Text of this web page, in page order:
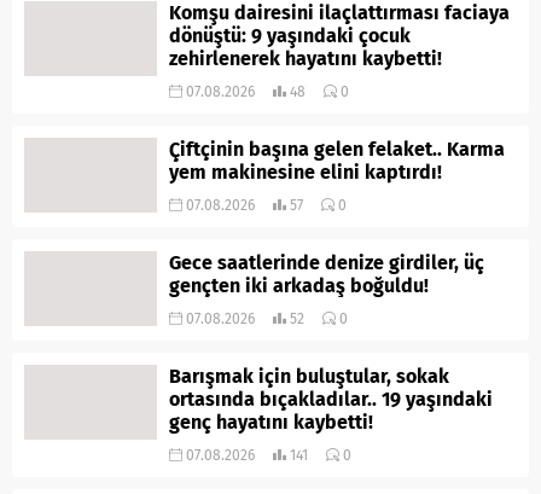
Komşu dairesini ilaçlattırması faciaya
dönüştü: 9 yaşındaki çocuk
zehirlenerek hayatını kaybetti!
07.08.2026 48 0
Çiftçinin başına gelen felaket.. Karma
yem makinesine elini kaptırdı!
07.08.2026 57 0
Gece saatlerinde denize girdiler, üç
gençten iki arkadaş boğuldu!
07.08.2026 52 0
Barışmak için buluştular, sokak
ortasında bıçakladılar.. 19 yaşındaki
genç hayatını kaybetti!
07.08.2026 141 0